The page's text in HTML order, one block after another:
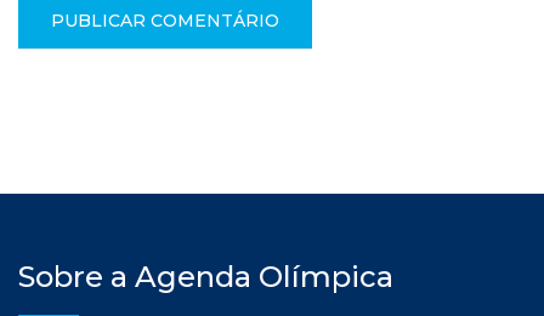
Sobre a Agenda Olímpica